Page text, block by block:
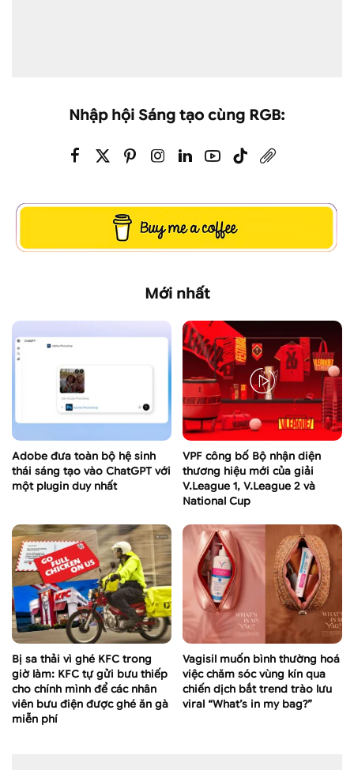
Nhập hội Sáng tạo cùng RGB:
Mới nhất
Adobe đưa toàn bộ hệ sinh
thái sáng tạo vào ChatGPT với
một plugin duy nhất
VPF công bố Bộ nhận diện
thương hiệu mới của giải
V.League 1, V.League 2 và
National Cup
Bị sa thải vì ghé KFC trong
giờ làm: KFC tự gửi bưu thiếp
cho chính mình để các nhân
viên bưu điện được ghé ăn gà
miễn phí
Vagisil muốn bình thường hoá
việc chăm sóc vùng kín qua
chiến dịch bắt trend trào lưu
viral “What’s in my bag?”